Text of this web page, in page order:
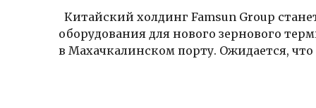
Китайский холдинг Famsun Group
оборудования для нового зернового
в Махачкалинском порту. Ожидается,